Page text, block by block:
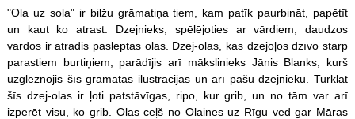
"Ola uz sola" ir bilžu grāmatiņa tiem, kam patīk paurbināt, papētīt
un kaut ko atrast. Dzejnieks, spēlējoties ar vārdiem, daudzos
vārdos ir atradis paslēptas olas. Dzej-olas, kas dzejoļos dzīvo starp
parastiem burtiņiem, parādījis arī mākslinieks Jānis Blanks, kurš
uzgleznojis šīs grāmatas ilustrācijas un arī pašu dzejnieku. Turklāt
šīs dzej-olas ir ļoti patstāvīgas, ripo, kur grib, un no tām var arī
izperēt visu, ko grib. Olas ceļš no Olaines uz Rīgu ved gar Māras